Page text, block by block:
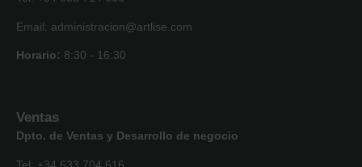
Email: administracion@artlise.com
Horario: 8:30 - 16:30
Ventas
Dpto. de Ventas y Desarrollo de negocio
Tel: +34 633 704 616